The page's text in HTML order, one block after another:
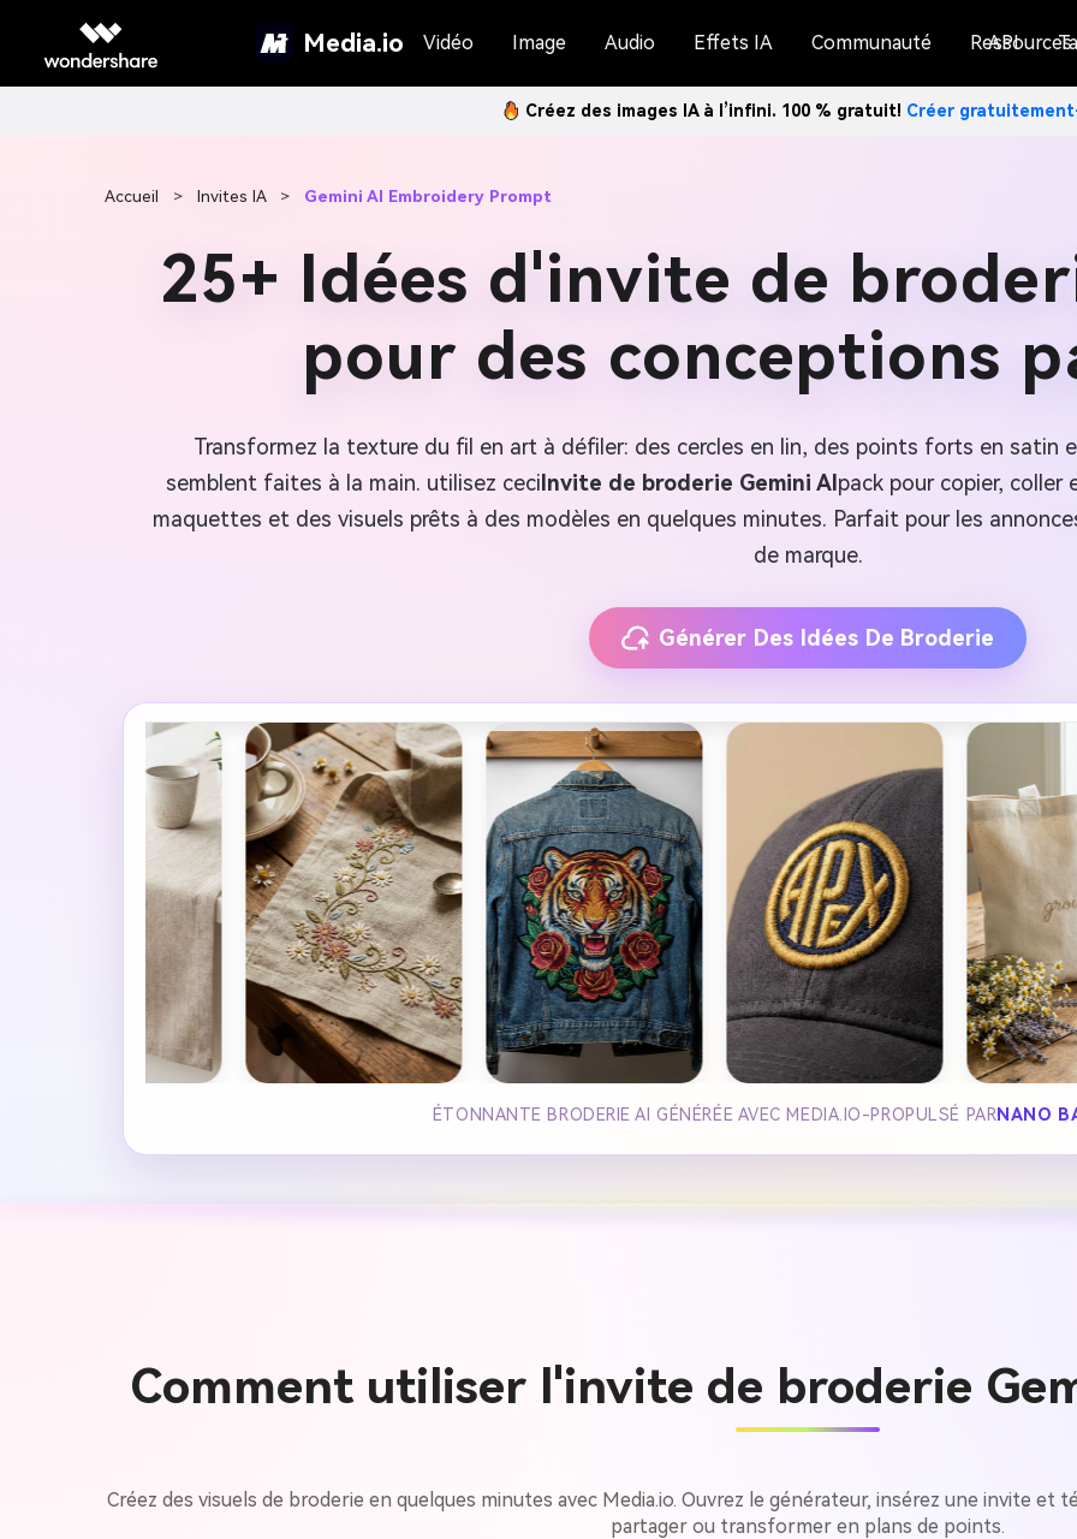
Media.io Vidéo Image Audio Effets IA Communauté Ressources
API
Créez des images IA à l’infini. 100 % gratuit! Créer
Accueil > Invites IA > Gemini AI Embroidery Prompt
25+ Idées d'invite de
pour des conceptions
Transformez la texture du fil en art à défiler: des cercles en lin, des points forts en satin
semblent faites à la main. utilisez ceci Invite de broderie Gemini AI pack pour copier, coller
maquettes et des visuels prêts à des modèles en quelques minutes. Parfait pour les
de marque.
Générer Des Idées De Broderie
ÉTONNANTE BRODERIE AI GÉNÉRÉE AVEC MEDIA.IO-PROPULSÉ PAR NANO
Comment utiliser l'invite de broderie
Créez des visuels de broderie en quelques minutes avec Media.io. Ouvrez le générateur, insérez une invite et
partager ou transformer en plans de points.